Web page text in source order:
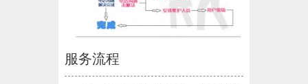
服务流程